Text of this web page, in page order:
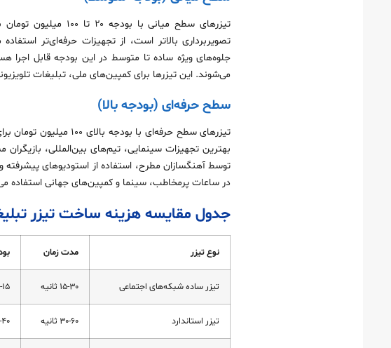
تیزرهای سطح
تصویربرداری بالاتر است، از تجهیزات حرفه‌ای‌تر
جلوه‌های ویژه ساده تا متوسط در این بودجه قابل اجرا
می‌شوند. این تیزرها برای کمپین‌های ملی، تبلیغات
سطح حرفه‌ای (بودجه بالا)
تیزرهای سطح حرفه‌ای
بهترین تجهیزات سینمایی، تیم‌های بین‌المللی،
توسط آهنگسازان مطرح، استفاده از استودیوهای پیشرفته
در ساعات پرمخاطب، سینما و کمپین‌های جهانی استفاده
جدول مقایسه هزینه ساخت تیزر
نوع تیزر مدت زمان
تیزر ساده شبکه‌های اجتماعی ۱۵-۳۰ ثانیه ۵-
تیزر استاندارد ۳۰-۶۰ ثانیه